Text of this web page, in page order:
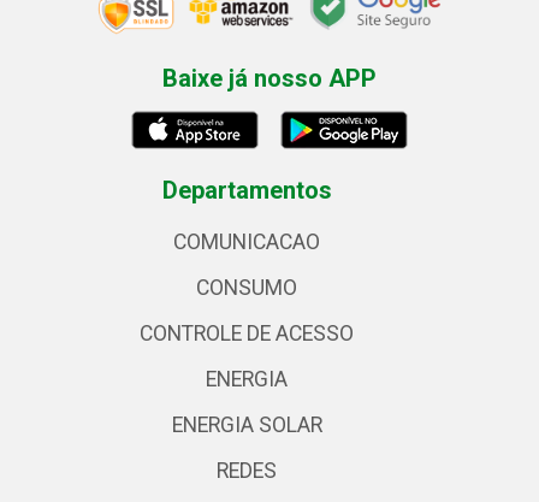
Baixe já nosso APP
Departamentos
COMUNICACAO
CONSUMO
CONTROLE DE ACESSO
ENERGIA
ENERGIA SOLAR
REDES